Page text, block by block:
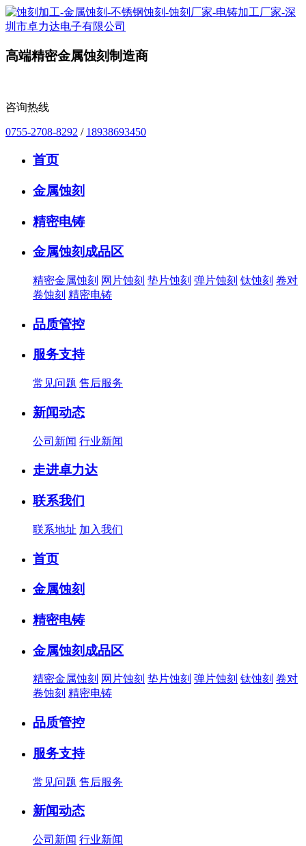
高端精密金属蚀刻制造商
咨询热线
0755-2708-8292 / 18938693450
首页
金属蚀刻
精密电铸
金属蚀刻成品区
精密金属蚀刻 网片蚀刻 垫片蚀刻 弹片蚀刻 钛蚀刻 卷对
卷蚀刻 精密电铸
品质管控
服务支持
常见问题 售后服务
新闻动态
公司新闻 行业新闻
走进卓力达
联系我们
联系地址 加入我们
首页
金属蚀刻
精密电铸
金属蚀刻成品区
精密金属蚀刻 网片蚀刻 垫片蚀刻 弹片蚀刻 钛蚀刻 卷对
卷蚀刻 精密电铸
品质管控
服务支持
常见问题 售后服务
新闻动态
公司新闻 行业新闻